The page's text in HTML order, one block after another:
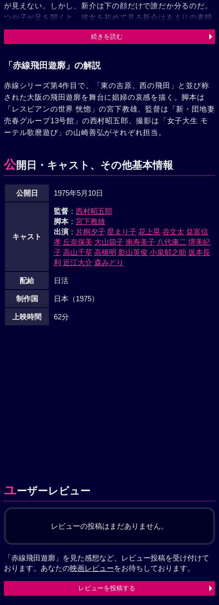
が見えない。しかし、新介は下の顔だけで誰だか分るのだ。
つや子が足を開くと、彼女を初めて見る新介はあまりの素晴
らしさに感嘆する。数日後、加代のところへ母親が金をせび
りにやって来たが、つや子の助けもあって、金は渡さなかっ
の林田が刑務所に入ったのを幸いに林田が可愛がっていた加
いう。でも加代は肺病に犯されていた。血を吐いた加代に、
音次はこれが最後だと言ってのしかかろうとした。その時、
つや子が顔を出し、加代の身代りになろうと言い出し、あり
金をはたいた音次は、加代の見ている前で、つや子を抱い
た……。
続きを読む
「赤線飛田遊廓」の解説
赤線シリーズ第4作目で、「東の吉原、西の飛田」と並び称
された大阪の飛田遊廓を舞台に娼婦の哀感を描く。脚本は
「レスビアンの世界 恍惚」の宮下教雄、監督は「新・団地妻
売春グループ13号館」の西村昭五郎、撮影は「女子大生 モ
ーテル歌麿遊び」の山崎善弘がそれぞれ担当。
公開日・キャスト、その他基本情報
公開日 1975年5月10日
キャスト
監督： 西村昭五郎
脚本： 宮下教雄
出演： 片桐夕子 星まり子 花上晃 谷文太 益富信
孝 丘奈保美 大山節子 南寿美子 八代康二 堺美紀
子 高山千草 高橋明 影山英俊 小泉郁之助 坂本長
利 近江大介 森みどり
配給 日活
制作国 日本（1975）
上映時間 62分
ユーザーレビュー
レビューの投稿はまだありません。
「赤線飛田遊廓」を見た感想など、レビュー投稿を受け付けて
おります。あなたの映画レビューをお待ちしております。
レビューを投稿する